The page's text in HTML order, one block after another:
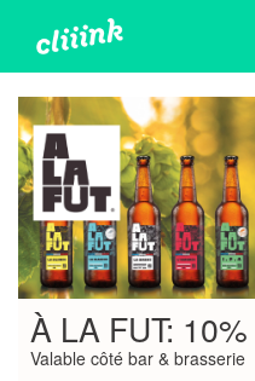
À LA FUT:
Valable côté bar & brasserie